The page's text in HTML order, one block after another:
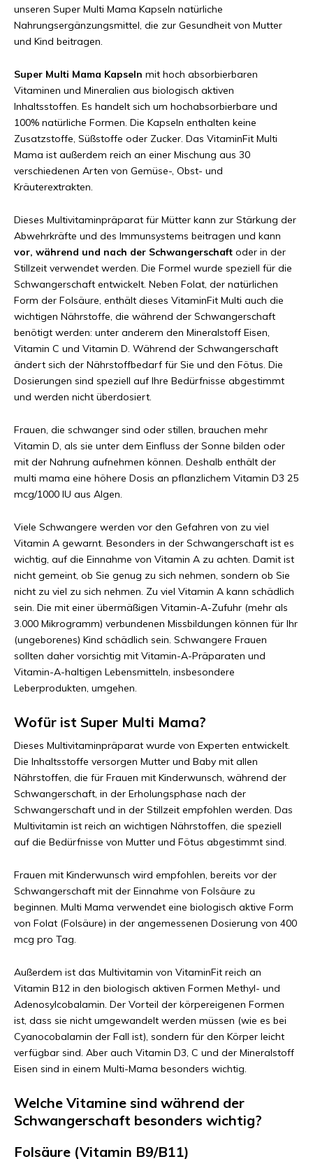
unseren Super Multi Mama Kapseln natürliche
Nahrungsergänzungsmittel, die zur Gesundheit von Mutter
und Kind beitragen.
Super Multi Mama Kapseln mit hoch absorbierbaren
Vitaminen und Mineralien aus biologisch aktiven
Inhaltsstoffen. Es handelt sich um hochabsorbierbare und
100% natürliche Formen. Die Kapseln enthalten keine
Zusatzstoffe, Süßstoffe oder Zucker. Das VitaminFit Multi
Mama ist außerdem reich an einer Mischung aus 30
verschiedenen Arten von Gemüse-, Obst- und
Kräuterextrakten.
Dieses Multivitaminpräparat für Mütter kann zur Stärkung der
Abwehrkräfte und des Immunsystems beitragen und kann
vor, während und nach der Schwangerschaft oder in der
Stillzeit verwendet werden. Die Formel wurde speziell für die
Schwangerschaft entwickelt. Neben Folat, der natürlichen
Form der Folsäure, enthält dieses VitaminFit Multi auch die
wichtigen Nährstoffe, die während der Schwangerschaft
benötigt werden: unter anderem den Mineralstoff Eisen,
Vitamin C und Vitamin D. Während der Schwangerschaft
ändert sich der Nährstoffbedarf für Sie und den Fötus. Die
Dosierungen sind speziell auf Ihre Bedürfnisse abgestimmt
und werden nicht überdosiert.
Frauen, die schwanger sind oder stillen, brauchen mehr
Vitamin D, als sie unter dem Einfluss der Sonne bilden oder
mit der Nahrung aufnehmen können. Deshalb enthält der
multi mama eine höhere Dosis an pflanzlichem Vitamin D3 25
mcg/1000 IU aus Algen.
Viele Schwangere werden vor den Gefahren von zu viel
Vitamin A gewarnt. Besonders in der Schwangerschaft ist es
wichtig, auf die Einnahme von Vitamin A zu achten. Damit ist
nicht gemeint, ob Sie genug zu sich nehmen, sondern ob Sie
nicht zu viel zu sich nehmen. Zu viel Vitamin A kann schädlich
sein. Die mit einer übermäßigen Vitamin-A-Zufuhr (mehr als
3.000 Mikrogramm) verbundenen Missbildungen können für Ihr
(ungeborenes) Kind schädlich sein. Schwangere Frauen
sollten daher vorsichtig mit Vitamin-A-Präparaten und
Vitamin-A-haltigen Lebensmitteln, insbesondere
Leberprodukten, umgehen.
Wofür ist Super Multi Mama?
Dieses Multivitaminpräparat wurde von Experten entwickelt.
Die Inhaltsstoffe versorgen Mutter und Baby mit allen
Nährstoffen, die für Frauen mit Kinderwunsch, während der
Schwangerschaft, in der Erholungsphase nach der
Schwangerschaft und in der Stillzeit empfohlen werden. Das
Multivitamin ist reich an wichtigen Nährstoffen, die speziell
auf die Bedürfnisse von Mutter und Fötus abgestimmt sind.
Frauen mit Kinderwunsch wird empfohlen, bereits vor der
Schwangerschaft mit der Einnahme von Folsäure zu
beginnen. Multi Mama verwendet eine biologisch aktive Form
von Folat (Folsäure) in der angemessenen Dosierung von 400
mcg pro Tag.
Außerdem ist das Multivitamin von VitaminFit reich an
Vitamin B12 in den biologisch aktiven Formen Methyl- und
Adenosylcobalamin. Der Vorteil der körpereigenen Formen
ist, dass sie nicht umgewandelt werden müssen (wie es bei
Cyanocobalamin der Fall ist), sondern für den Körper leicht
verfügbar sind. Aber auch Vitamin D3, C und der Mineralstoff
Eisen sind in einem Multi-Mama besonders wichtig.
Welche Vitamine sind während der
Schwangerschaft besonders wichtig?
Folsäure (Vitamin B9/B11)